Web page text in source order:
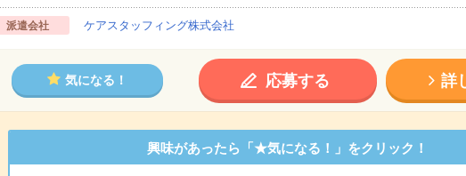
派遣会社 ケアスタッフィング株式会社
気になる！ 応募する 詳
興味があったら「★気になる！」をクリック！